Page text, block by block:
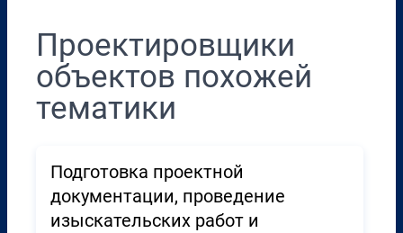
Проектировщики
объектов похожей
тематики
Подготовка проектной
документации, проведение
изыскательских работ и